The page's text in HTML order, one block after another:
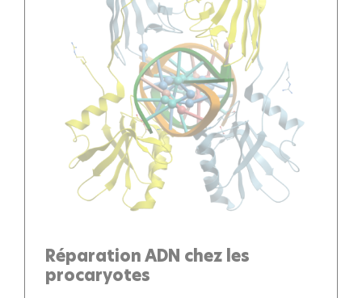
Réparation ADN chez les
procaryotes